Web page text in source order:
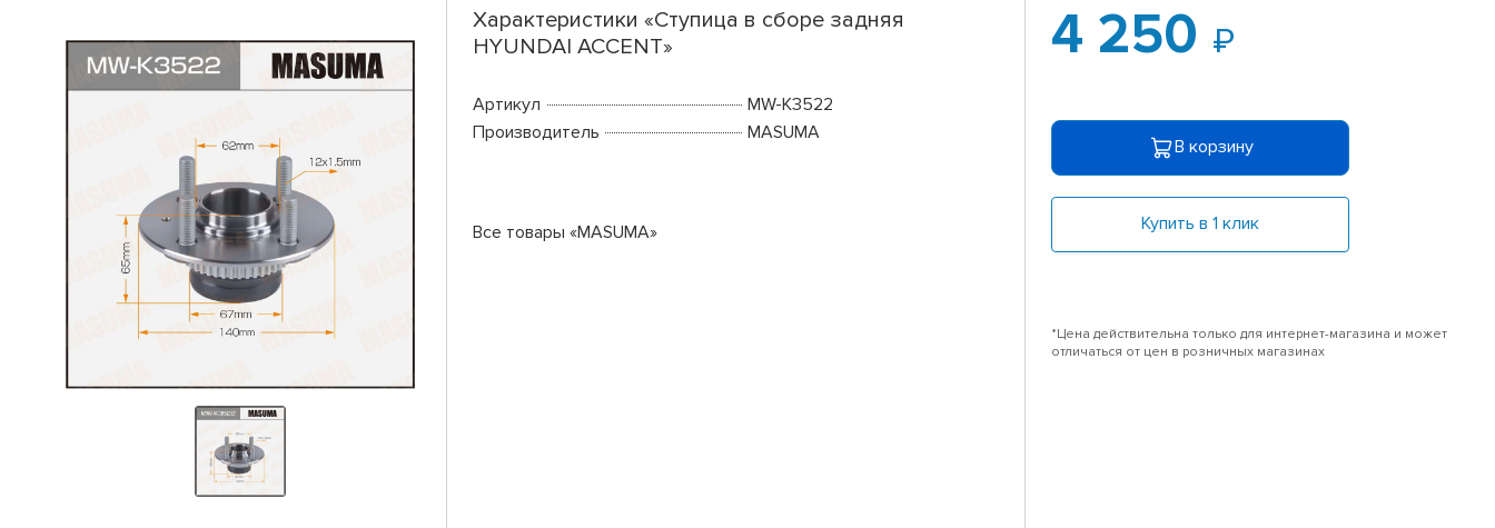
Характеристики «Ступица в сборе задняя
HYUNDAI ACCENT»
Артикул
MW-K3522
Производитель
MASUMA
Все товары «MASUMA»
4 250
В корзину
Купить в 1 клик
*Цена действительна только для интернет-магазина и может
отличаться от цен в розничных магазинах